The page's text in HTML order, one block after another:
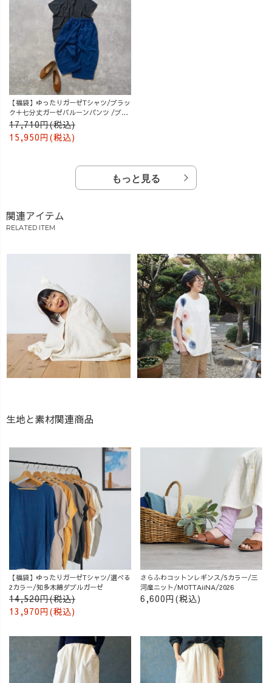
【福袋】ゆったりガーゼTシャツ/ブラッ
ク＋七分丈ガーゼバルーンパンツ /ブル
ー
17,710円(税込)
15,950円(税込)
もっと見る
関連アイテム
RELATED ITEM
生地と素材関連商品
【福袋】ゆったりガーゼTシャツ/選べる
2カラー/知多木綿ダブルガーゼ
14,520円(税込)
13,970円(税込)
さらふわコットンレギンス/5カラー/三
河産ニット/MOTTAiiNA/2026
6,600円(税込)